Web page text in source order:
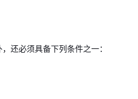
还必须具备下列条件之一：